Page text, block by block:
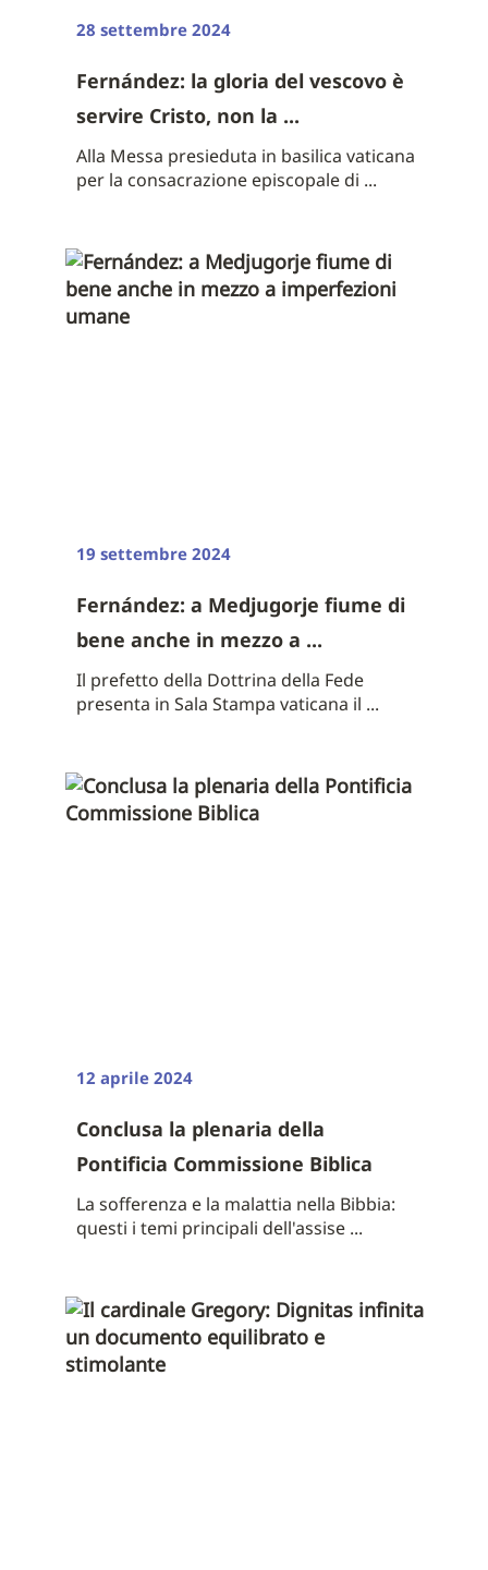
28 settembre 2024
Fernández: la gloria del vescovo è
servire Cristo, non la ...
Alla Messa presieduta in basilica vaticana
per la consacrazione episcopale di ...
19 settembre 2024
Fernández: a Medjugorje fiume di
bene anche in mezzo a ...
Il prefetto della Dottrina della Fede
presenta in Sala Stampa vaticana il ...
12 aprile 2024
Conclusa la plenaria della
Pontificia Commissione Biblica
La sofferenza e la malattia nella Bibbia:
questi i temi principali dell'assise ...